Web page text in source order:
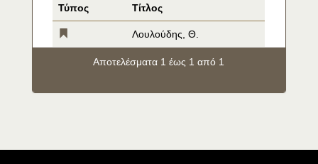
Τύπος Τίτλος
Λουλούδης, Θ.
Αποτελέσματα 1 έως 1 από 1